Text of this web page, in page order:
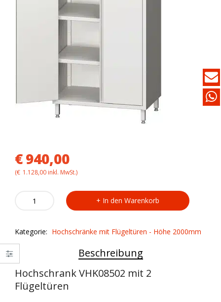
€940,00
(€ 1.128,00 inkl. MwSt.)
VHK08502
Flügeltüren
quantity
In den Warenkorb
Kategorie: Hochschränke mit Flügeltüren - Höhe 2000mm
Beschreibung
Hochschrank VHK08502 mit 2
Flügeltüren